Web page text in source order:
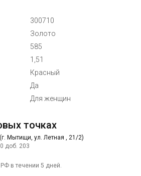
300710
Золото
585
1,51
Красный
Да
Для женщин
точках
Мытищи, ул. Летная , 21/2)
доб. 203
в течении 5 дней.